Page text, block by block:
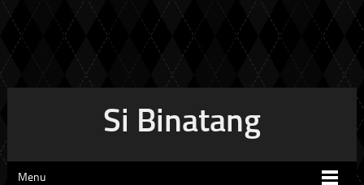
Si Binatang
Menu